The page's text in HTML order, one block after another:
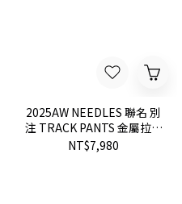
2025AW NEEDLES 聯名 別
注 TRACK PANTS 金屬拉鍊
黑紫 蝴蝶 長褲 運動褲 現貨
NT$7,980